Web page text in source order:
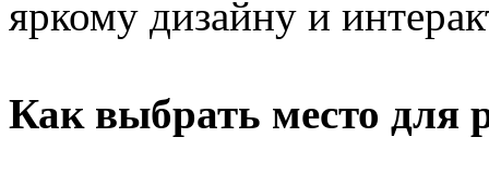
яркому дизайну и
Как выбрать место для